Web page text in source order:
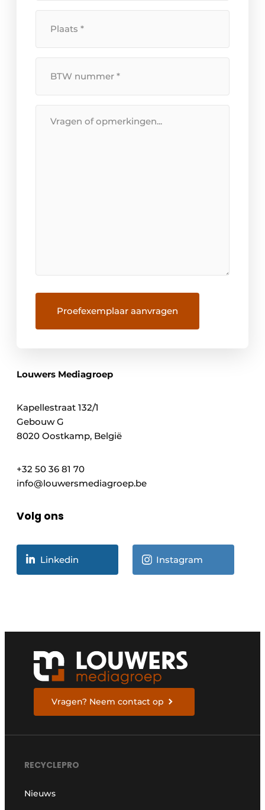
Nummer
*
Louwers Mediagroep
Kapellestraat 132/1
Gebouw G
8020 Oostkamp, België
+32 50 36 81 70
info@louwersmediagroep.be
Volg ons
Linkedin Instagram
Vragen? Neem contact op
RECYCLEPRO
Nieuws